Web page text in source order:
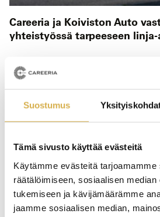
Suostumus
Tämä sivusto käyttää evästeitä
Käytämme evästeitä
räätälöimiseen, sosiaalisen median
tukemiseen ja kävijämäärämme
jaamme sosiaalisen median,
Careeria ja Koiviston Auto
yhteistyössä tarpeeseen
25.1.2022 TARINAT